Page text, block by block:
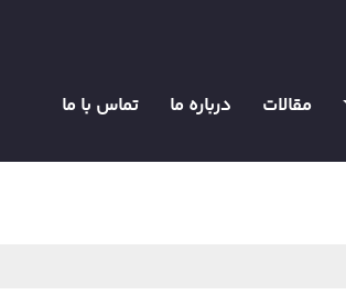
مقالات درباره ما تماس با ما